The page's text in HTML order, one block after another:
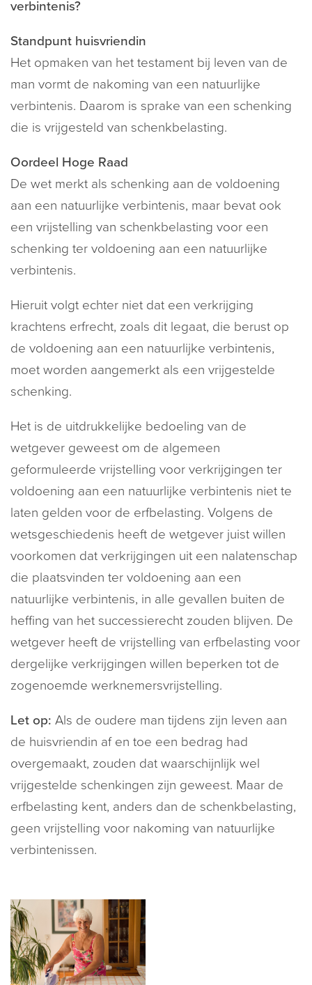
verbintenis?
Standpunt huisvriendin
Het opmaken van het testament bij leven van de
man vormt de nakoming van een natuurlijke
verbintenis. Daarom is sprake van een schenking
die is vrijgesteld van schenkbelasting.
Oordeel Hoge Raad
De wet merkt als schenking aan de voldoening
aan een natuurlijke verbintenis, maar bevat ook
een vrijstelling van schenkbelasting voor een
schenking ter voldoening aan een natuurlijke
verbintenis.
Hieruit volgt echter niet dat een verkrijging
krachtens erfrecht, zoals dit legaat, die berust op
de voldoening aan een natuurlijke verbintenis,
moet worden aangemerkt als een vrijgestelde
schenking.
Het is de uitdrukkelijke bedoeling van de
wetgever geweest om de algemeen
geformuleerde vrijstelling voor verkrijgingen ter
voldoening aan een natuurlijke verbintenis niet te
laten gelden voor de erfbelasting. Volgens de
wetsgeschiedenis heeft de wetgever juist willen
voorkomen dat verkrijgingen uit een nalatenschap
die plaatsvinden ter voldoening aan een
natuurlijke verbintenis, in alle gevallen buiten de
heffing van het successierecht zouden blijven. De
wetgever heeft de vrijstelling van erfbelasting voor
dergelijke verkrijgingen willen beperken tot de
zogenoemde werknemersvrijstelling.
Let op: Als de oudere man tijdens zijn leven aan
de huisvriendin af en toe een bedrag had
overgemaakt, zouden dat waarschijnlijk wel
vrijgestelde schenkingen zijn geweest. Maar de
erfbelasting kent, anders dan de schenkbelasting,
geen vrijstelling voor nakoming van natuurlijke
verbintenissen.